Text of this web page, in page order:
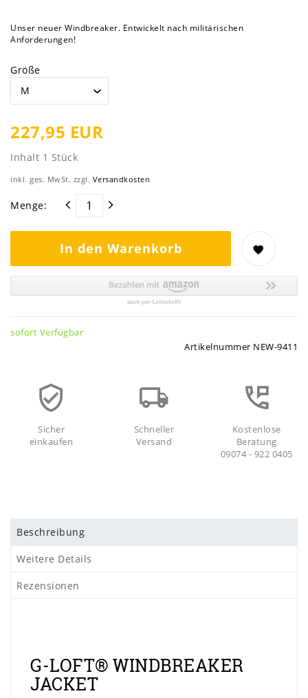
Unser neuer Windbreaker. Entwickelt nach militärischen
Anforderungen!
Größe
227,95 EUR
Inhalt 1 Stück
inkl. ges. MwSt. zzgl. Versandkosten
Menge:
In den Warenkorb
sofort Verfügbar
Artikelnummer NEW-9411
Sicher
einkaufen
Schneller
Versand
Kostenlose
Beratung
09074 - 922 0405
Beschreibung
Weitere Details
Rezensionen
G-LOFT® WINDBREAKER
JACKET